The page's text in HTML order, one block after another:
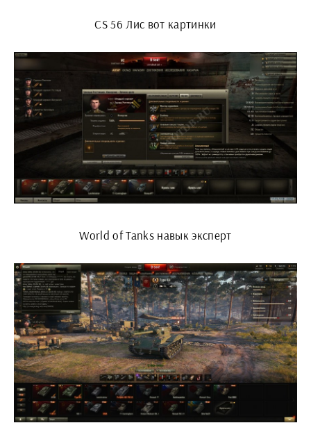
CS 56 Лис вот картинки
World of Tanks навык эксперт